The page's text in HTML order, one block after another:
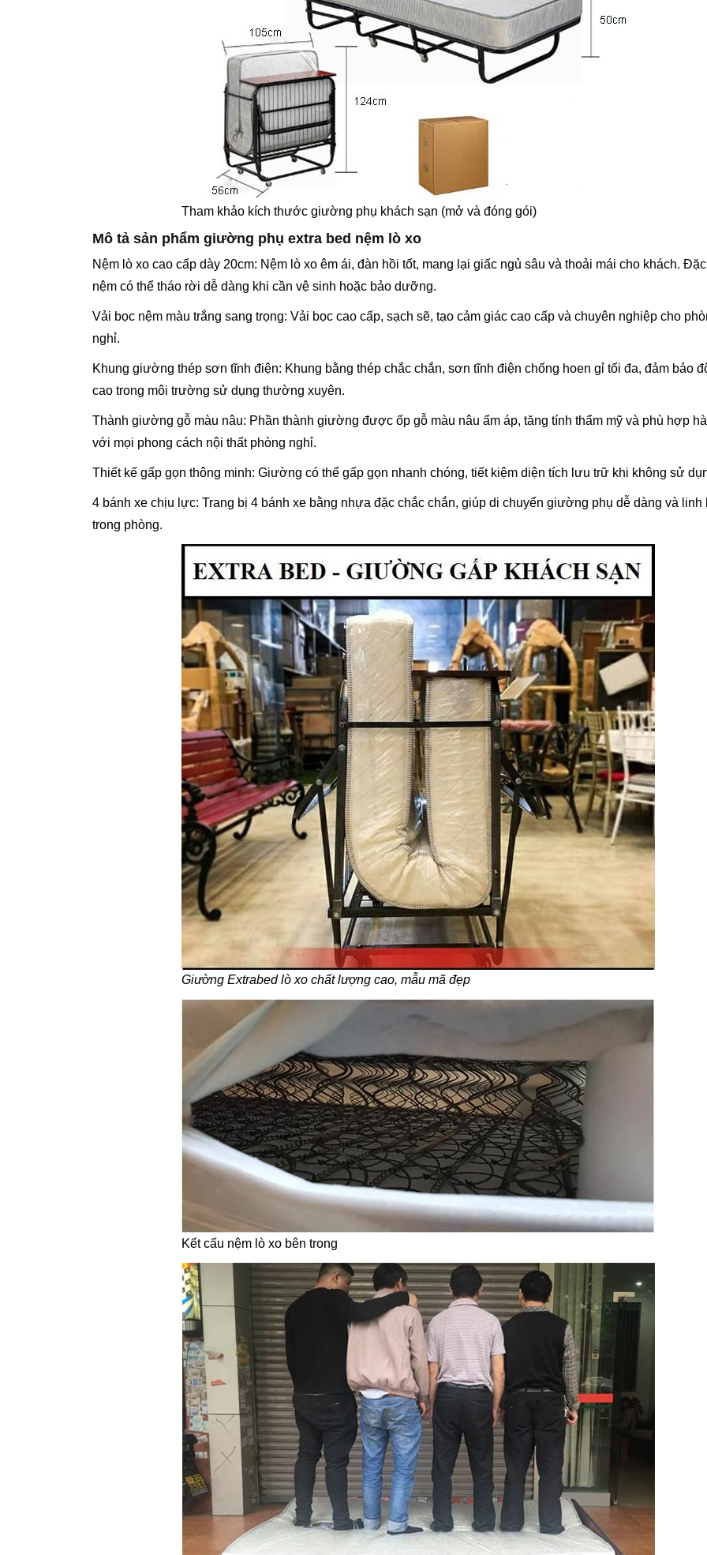
Tham khảo kích thước giường phụ khách sạn (mở và đóng gói)
Mô tả sản phẩm giường phụ extra bed nệm lò xo
Nệm lò xo cao cấp dày 20cm: Nệm lò xo êm ái, đàn hồi tốt, mang lại giấc ngủ sâu và thoải mái cho khách.
nệm có thể tháo rời dễ dàng khi cần vệ sinh hoặc bảo dưỡng.
Vải bọc nệm màu trắng sang trọng: Vải bọc cao cấp, sạch sẽ, tạo cảm giác cao cấp và chuyên nghiệp cho
nghỉ.
Khung giường thép sơn tĩnh điện: Khung bằng thép chắc chắn, sơn tĩnh điện chống hoen gỉ tối đa, đảm bảo
cao trong môi trường sử dụng thường xuyên.
Thành giường gỗ màu nâu: Phần thành giường được ốp gỗ màu nâu ấm áp, tăng tính thẩm mỹ và phù hợp
với mọi phong cách nội thất phòng nghỉ.
Thiết kế gấp gọn thông minh: Giường có thể gấp gọn nhanh chóng, tiết kiệm diện tích lưu trữ khi không sử
4 bánh xe chịu lực: Trang bị 4 bánh xe bằng nhựa đặc chắc chắn, giúp di chuyển giường phụ dễ dàng và linh
trong phòng.
Giường Extrabed lò xo chất lượng cao, mẫu mã đẹp
Kết cấu nệm lò xo bên trong